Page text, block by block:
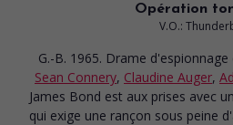
Opération
V.O.:
G.-B. 1965. Drame d'espionnage
Sean Connery, Claudine Auger,
James Bond est aux prises avec
qui exige une rançon sous peine